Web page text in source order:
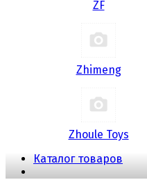
ZF
Zhimeng
Zhoule Toys
Каталог товаров